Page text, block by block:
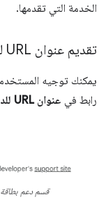
الخدمة التي تقدمها.
تقديم عنوان URL للدعم
يمكنك توجيه
رابط في عنوان URL للدعم
قسم دعم